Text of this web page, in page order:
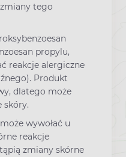
tego
propylu,
reakcje alergiczne
Produkt
dlatego może
skóry.
wywołać u
reakcje
zmiany skórne